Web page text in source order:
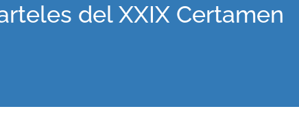
del XXIX Certamen